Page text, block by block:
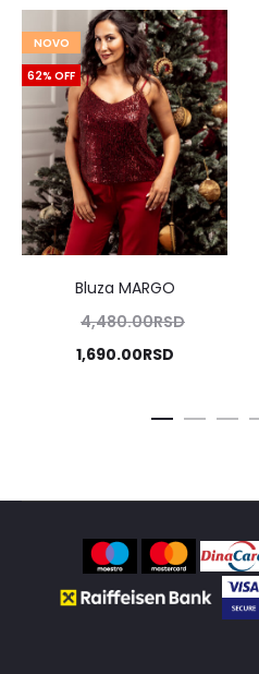
NOVO
62% OFF
Bluza MARGO
4,480.00RSDOriginalna
bila:
1,690.00RSDTrenutna
je: